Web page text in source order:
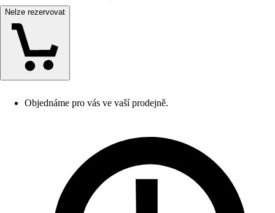
Nelze rezervovat
Objednáme pro vás ve vaší prodejně.